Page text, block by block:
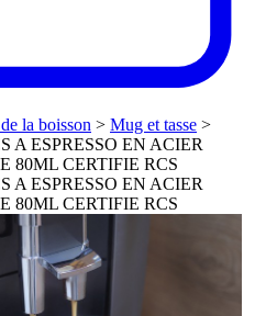
la boisson > Mug et tasse >
A ESPRESSO EN ACIER
80ML CERTIFIE RCS
A ESPRESSO EN ACIER
80ML CERTIFIE RCS